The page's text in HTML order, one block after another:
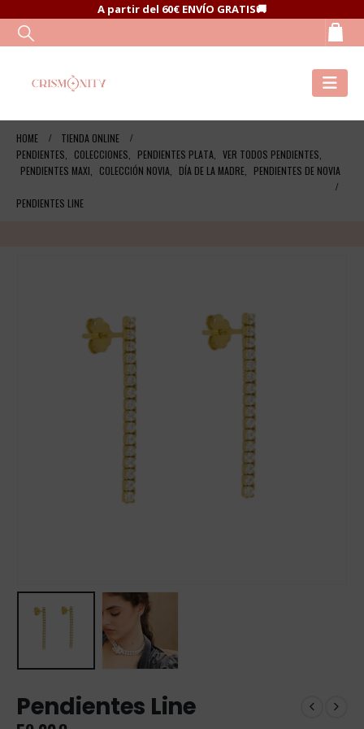
A partir del 60€ ENVÍO GRATIS🚚
HOME
TIENDA ONLINE
PENDIENTES
COLECCIONES PENDIENTES PLATA VER TODOS PENDIENTES
PENDIENTES MAXI
COLECCIÓN NOVIA DÍA DE LA MADRE PENDIENTES DE NOVIA
PENDIENTES LINE
Pendientes Line